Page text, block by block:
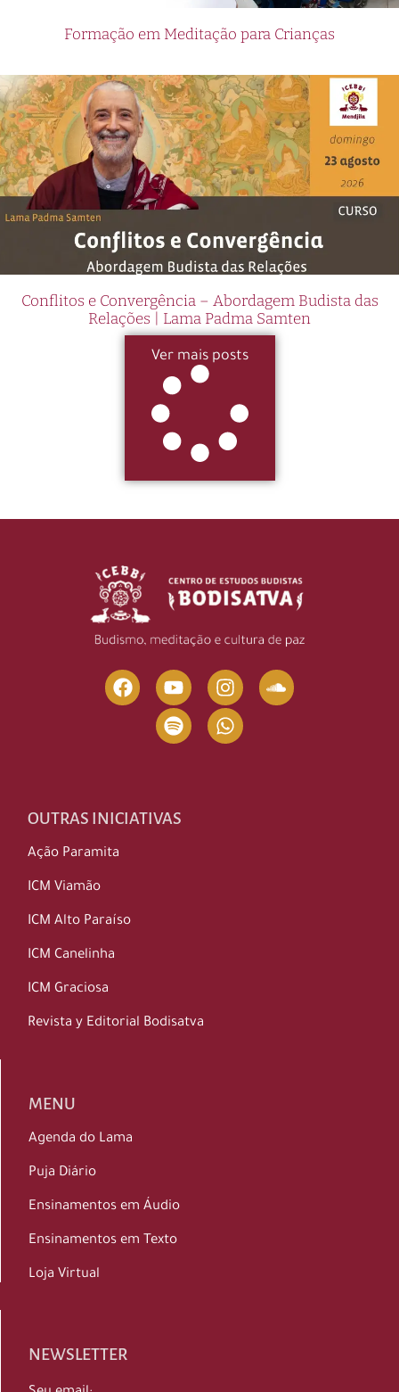
Formação em Meditação para Crianças
Conflitos e Convergência – Abordagem Budista das
Relações | Lama Padma Samten
Ver mais posts
OUTRAS INICIATIVAS
Ação Paramita
ICM Viamão
ICM Alto Paraíso
ICM Canelinha
ICM Graciosa
Revista y Editorial Bodisatva
MENU
Agenda do Lama
Puja Diário
Ensinamentos em Áudio
Ensinamentos em Texto
Loja Virtual
NEWSLETTER